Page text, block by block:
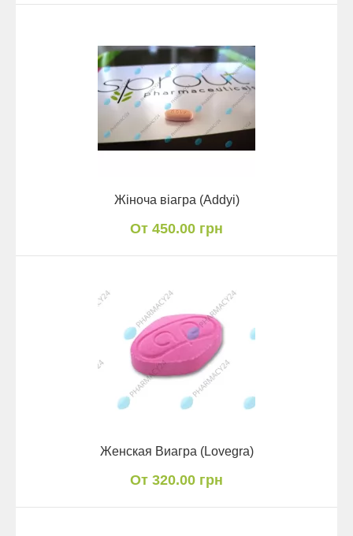
Жіноча віагра (Addyi)
От 450.00 грн
Женская Виагра (Lovegra)
От 320.00 грн